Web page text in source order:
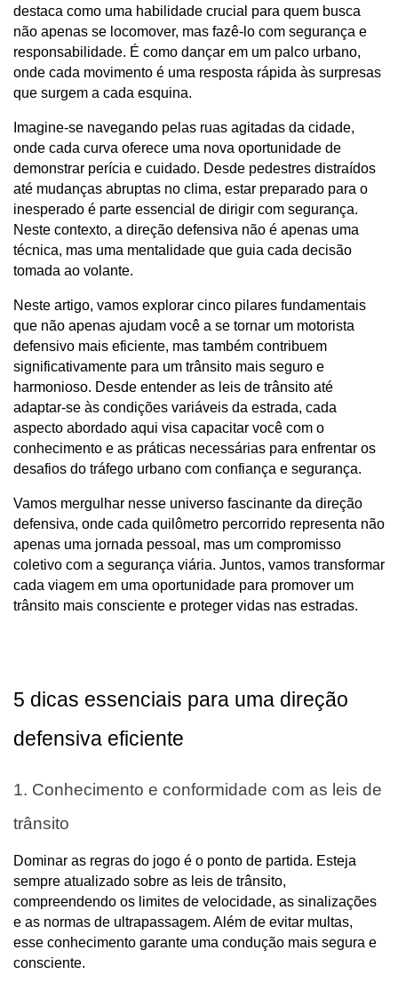
destaca como uma habilidade crucial para quem busca
não apenas se locomover, mas fazê-lo com segurança e
responsabilidade. É como dançar em um palco urbano,
onde cada movimento é uma resposta rápida às surpresas
que surgem a cada esquina.
Imagine-se navegando pelas ruas agitadas da cidade,
onde cada curva oferece uma nova oportunidade de
demonstrar perícia e cuidado. Desde pedestres distraídos
até mudanças abruptas no clima, estar preparado para o
inesperado é parte essencial de dirigir com segurança.
Neste contexto, a direção defensiva não é apenas uma
técnica, mas uma mentalidade que guia cada decisão
tomada ao volante.
Neste artigo, vamos explorar cinco pilares fundamentais
que não apenas ajudam você a se tornar um motorista
defensivo mais eficiente, mas também contribuem
significativamente para um trânsito mais seguro e
harmonioso. Desde entender as leis de trânsito até
adaptar-se às condições variáveis da estrada, cada
aspecto abordado aqui visa capacitar você com o
conhecimento e as práticas necessárias para enfrentar os
desafios do tráfego urbano com confiança e segurança.
Vamos mergulhar nesse universo fascinante da direção
defensiva, onde cada quilômetro percorrido representa não
apenas uma jornada pessoal, mas um compromisso
coletivo com a segurança viária. Juntos, vamos transformar
cada viagem em uma oportunidade para promover um
trânsito mais consciente e proteger vidas nas estradas.
5 dicas essenciais para uma direção
defensiva eficiente
1. Conhecimento e conformidade com as leis de
trânsito
Dominar as regras do jogo é o ponto de partida. Esteja
sempre atualizado sobre as leis de trânsito,
compreendendo os limites de velocidade, as sinalizações
e as normas de ultrapassagem. Além de evitar multas,
esse conhecimento garante uma condução mais segura e
consciente.